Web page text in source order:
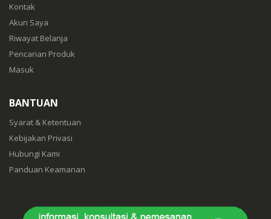
Kontak
Akun Saya
Riwayat Belanja
Pencarian Produk
Masuk
BANTUAN
Syarat & Ketentuan
Kebijakan Privasi
Hubungi Kami
Panduan Keamanan